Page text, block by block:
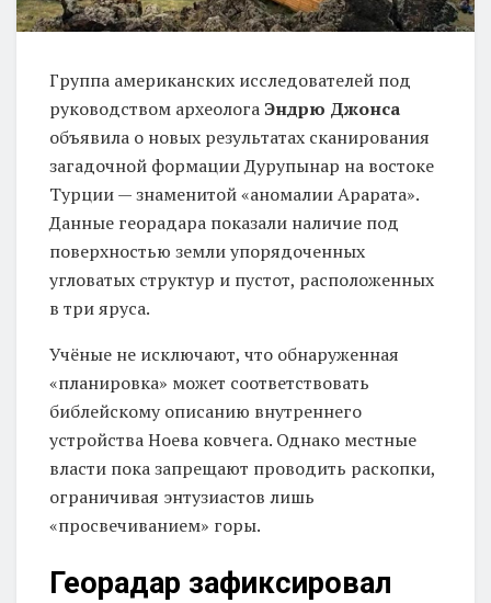
Группа американских исследователей под
руководством археолога Эндрю Джонса
объявила о новых результатах сканирования
загадочной формации Дурупынар на востоке
Турции — знаменитой «аномалии Арарата».
Данные георадара показали наличие под
поверхностью земли упорядоченных
угловатых структур и пустот, расположенных
в три яруса.
Учёные не исключают, что обнаруженная
«планировка» может соответствовать
библейскому описанию внутреннего
устройства Ноева ковчега. Однако местные
власти пока запрещают проводить раскопки,
ограничивая энтузиастов лишь
«просвечиванием» горы.
Георадар зафиксировал